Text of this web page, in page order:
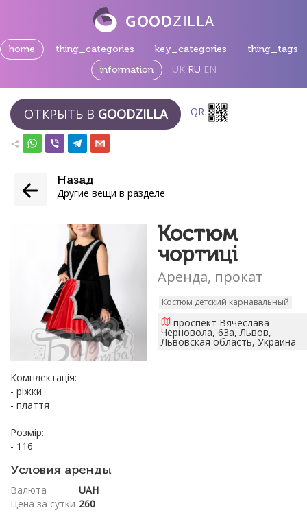
home thing_categories key_categories
thing_tags
information
UK RU EN
ОТКРЫТЬ В GOODZILLA QR
Назад
Другие вещи в разделе
Костюм
чортиці
Аренда, прокат
Костюм детский карнавальный
проспект Вячеслава
Черновола, 63а, Львов,
Львовская область, Украина
Комплектація:
- ріжки
- плаття
Розмір:
- 116
Условия аренды
Валюта
UAH
Цена за сутки 260